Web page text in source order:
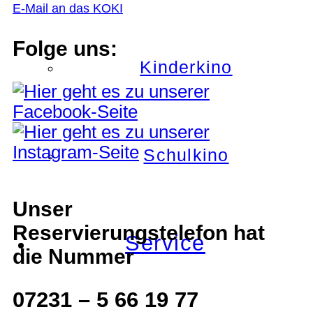
Kinderkino
Schulkino
Service
E-Mail an das KOKI
Folge uns:
Unser
Reservierungstelefon hat
die Nummer
07231 – 5 66 19 77